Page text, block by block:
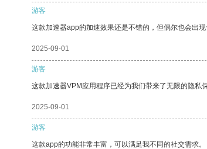
游客
这款加速器app的加速效果还是不错的，但偶尔也会出
2025-09-01
游客
这款加速器VPM应用程序已经为我们带来了无限的隐私
2025-09-01
游客
这款app的功能非常丰富，可以满足我不同的社交需求。